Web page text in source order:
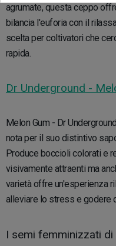
agrumate, questa ceppo
bilancia l'euforia con il
scelta per coltivatori che
rapida.
Dr Underground -
Melon Gum - Dr
nota per il suo distintivo
Produce boccioli colorati e
visivamente attraenti ma
varietà offre un'esperienza
alleviare lo stress e godere
I semi femminizzati